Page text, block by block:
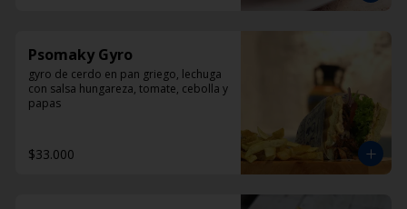
Psomaky Gyro
gyro de cerdo en pan griego, lechuga
con salsa hungareza, tomate, cebolla y
papas
$33.000